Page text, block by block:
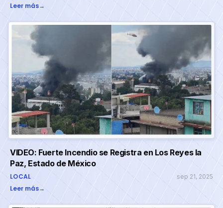
Leer más→
VIDEO: Fuerte Incendio se Registra en Los Reyes la
Paz, Estado de México
LOCAL sep 21, 2025
Leer más→